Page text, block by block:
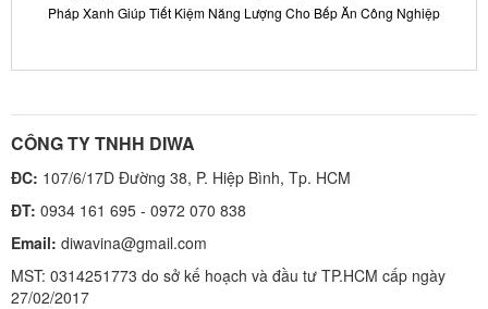
Pháp Xanh Giúp Tiết Kiệm Năng Lượng Cho Bếp Ăn Công Nghiệp
CÔNG TY TNHH DIWA
ĐC: 107/6/17D Đường 38, P. Hiệp Bình, Tp. HCM
ĐT: 0934 161 695 - 0972 070 838
Email: diwavina@gmail.com
MST: 0314251773 do sở kế hoạch và đầu tư TP.HCM cấp ngày
27/02/2017